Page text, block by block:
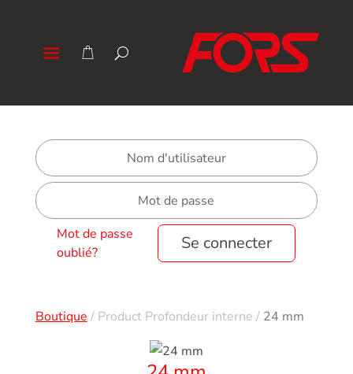
Mot de passe
oublié?
Se connecter
Boutique / Product Profondeur interne / 24 mm